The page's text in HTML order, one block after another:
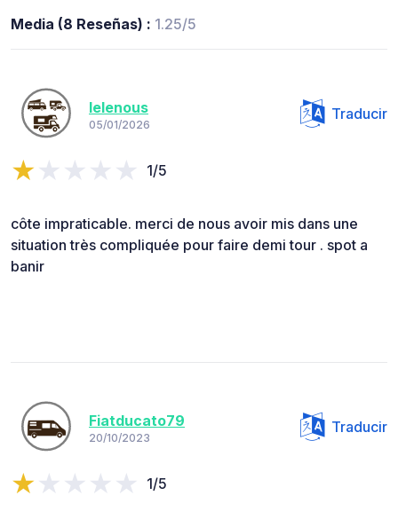
Media (8 Reseñas) : 1.25/5
lelenous
05/01/2026
Traducir
1/5
côte impraticable. merci de nous avoir mis dans une
situation très compliquée pour faire demi tour . spot a
banir
Fiatducato79
20/10/2023
Traducir
1/5